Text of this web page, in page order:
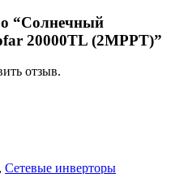
“Солнечный
20000TL (2MPPT)”
отзыв.
, Сетевые инверторы